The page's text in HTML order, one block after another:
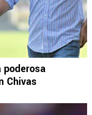
poderosa
Chivas